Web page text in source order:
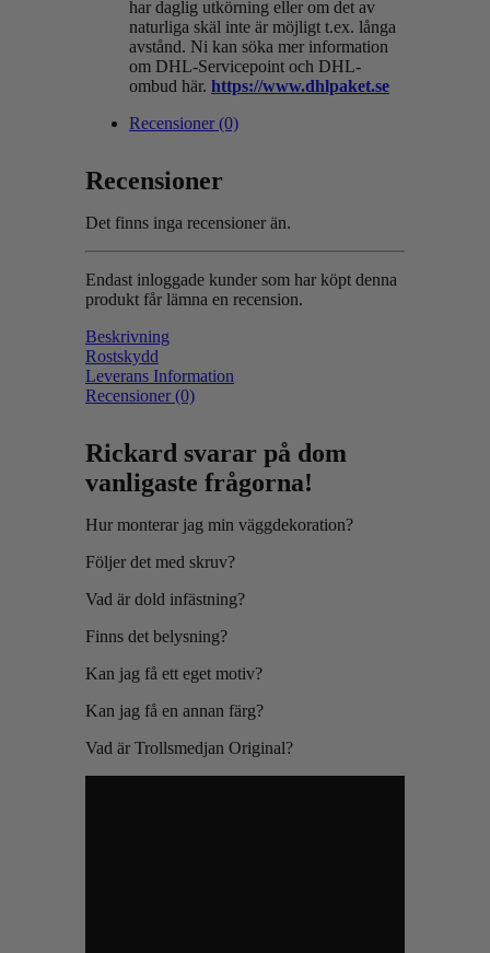
har daglig utkörning eller om det av
naturliga skäl inte är möjligt t.ex. långa
avstånd. Ni kan söka mer information
om DHL-Servicepoint och DHL-
ombud här. https://www.dhlpaket.se
Recensioner (0)
Recensioner
Det finns inga recensioner än.
Endast inloggade kunder som har köpt denna
produkt får lämna en recension.
Beskrivning
Rostskydd
Leverans Information
Recensioner (0)
Rickard svarar på dom
vanligaste frågorna!
Hur monterar jag min väggdekoration?
Följer det med skruv?
Vad är dold infästning?
Finns det belysning?
Kan jag få ett eget motiv?
Kan jag få en annan färg?
Vad är Trollsmedjan Original?